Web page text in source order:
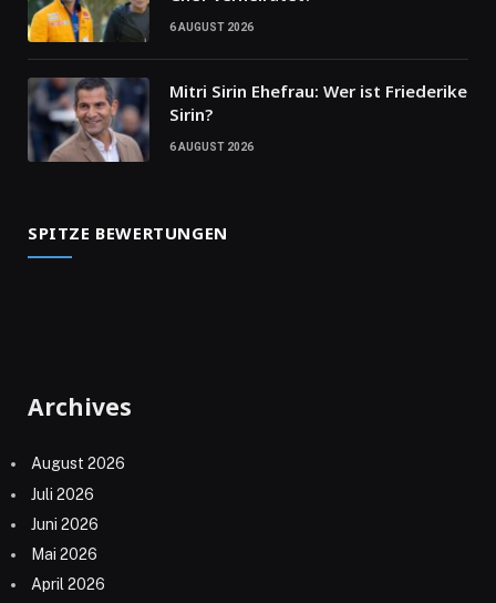
6 AUGUST 2026
Mitri Sirin Ehefrau: Wer ist Friederike
Sirin?
6 AUGUST 2026
SPITZE BEWERTUNGEN
Archives
August 2026
Juli 2026
Juni 2026
Mai 2026
April 2026